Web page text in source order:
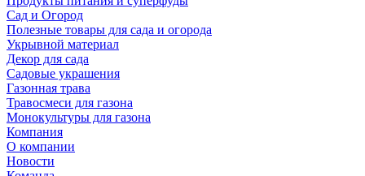
Сад и Огород
Полезные товары для сада и огорода
Укрывной материал
Декор для сада
Садовые украшения
Газонная трава
Травосмеси для газона
Монокультуры для газона
Компания
О компании
Новости